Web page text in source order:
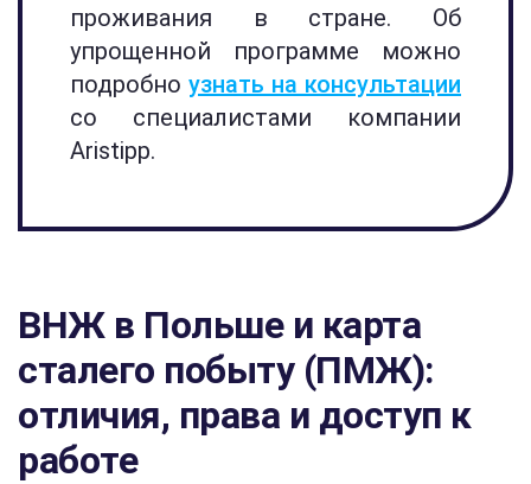
проживания в стране. Об
упрощенной программе можно
подробно узнать на консультации
со специалистами компании
Aristipp.
ВНЖ в Польше и карта
сталего побыту (ПМЖ):
отличия, права и доступ к
работе